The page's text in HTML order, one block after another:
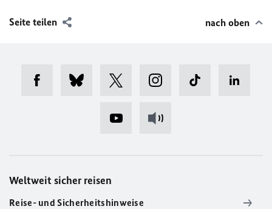
Seite teilen nach oben
Weltweit sicher reisen
Reise- und Sicherheitshinweise